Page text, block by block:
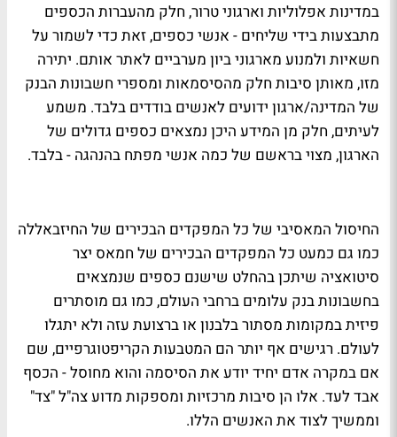
במדינות אפלוליות וארגוני טרור, חלק מהעברות הכספים
מתבצעות בידי שליחים - אנשי כספים, זאת כדי לשמור על
חשאיות ולמנוע מארגוני ביון מערביים לאתר אותם. יתירה
מזו, מאותן סיבות חלק מהסיסמאות ומספרי חשבונות הבנק
של המדינה/ארגון ידועים לאנשים בודדים בלבד. משמע
לעיתים, חלק מן המידע היכן נמצאים כספים גדולים של
הארגון, מצוי בראשם של כמה אנשי מפתח בהנהגה - בלבד.
החיסול המאסיבי של כל המפקדים הבכירים של החיזבאללה
כמו גם כמעט כל המפקדים הבכירים של חמאס יצר
סיטואציה שיתכן בהחלט שישנם כספים שנמצאים
בחשבונות בנק עלומים ברחבי העולם, כמו גם מוסתרים
פיזית במקומות מסתור בלבנון או ברצועת עזה ולא יתגלו
לעולם. רגישים אף יותר הם המטבעות הקריפטוגרפיים, שם
אם במקרה אדם יחיד יודע את הסיסמה והוא מחוסל - הכסף
אבד לעד. אלו הן סיבות מרכזיות ומספקות מדוע צה"ל "צד"
וממשיך לצוד את האנשים הללו.